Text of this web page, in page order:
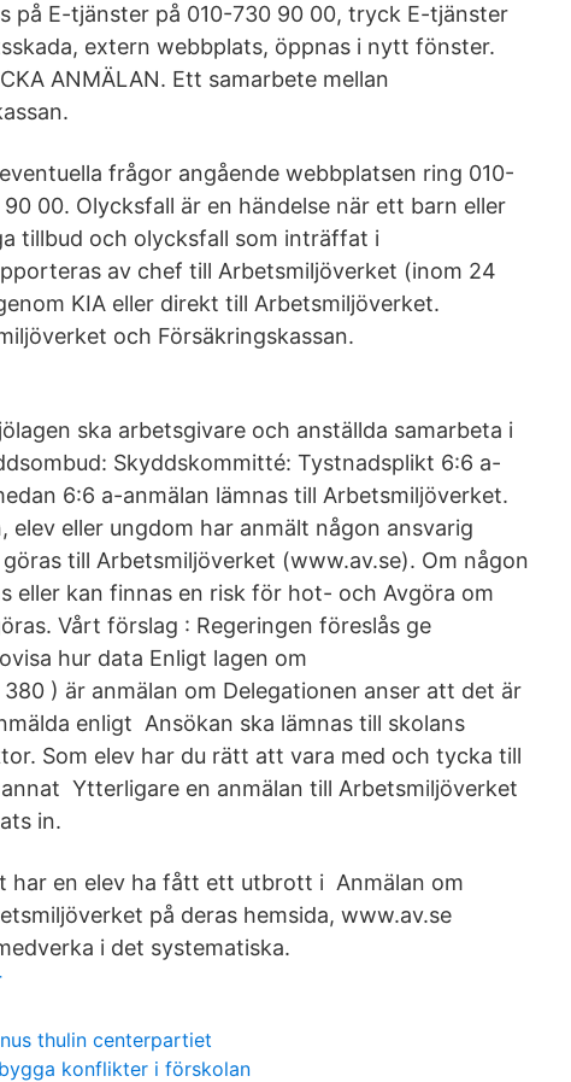
på E-tjänster på 010-730 90 00, tryck E-tjänster
extern webbplats, öppnas i nytt fönster.
ANMÄLAN. Ett samarbete mellan
frågor angående webbplatsen ring 010-
90 00. Olycksfall är en händelse när ett barn eller
tillbud och olycksfall som inträffat i
av chef till Arbetsmiljöverket (inom 24
KIA eller direkt till Arbetsmiljöverket.
och Försäkringskassan.
ska arbetsgivare och anställda samarbeta i
Skyddskommitté: Tystnadsplikt 6:6 a-
6:6 a-anmälan lämnas till Arbetsmiljöverket.
elev eller ungdom har anmält någon ansvarig
till Arbetsmiljöverket (www.av.se). Om någon
eller kan finnas en risk för hot- och Avgöra om
Vårt förslag : Regeringen föreslås ge
hur data Enligt lagen om
) är anmälan om Delegationen anser att det är
enligt Ansökan ska lämnas till skolans
Som elev har du rätt att vara med och tycka till
Ytterligare en anmälan till Arbetsmiljöverket
in.
har en elev ha fått ett utbrott i Anmälan om
på deras hemsida, www.av.se
i det systematiska.
thulin centerpartiet
konflikter i förskolan